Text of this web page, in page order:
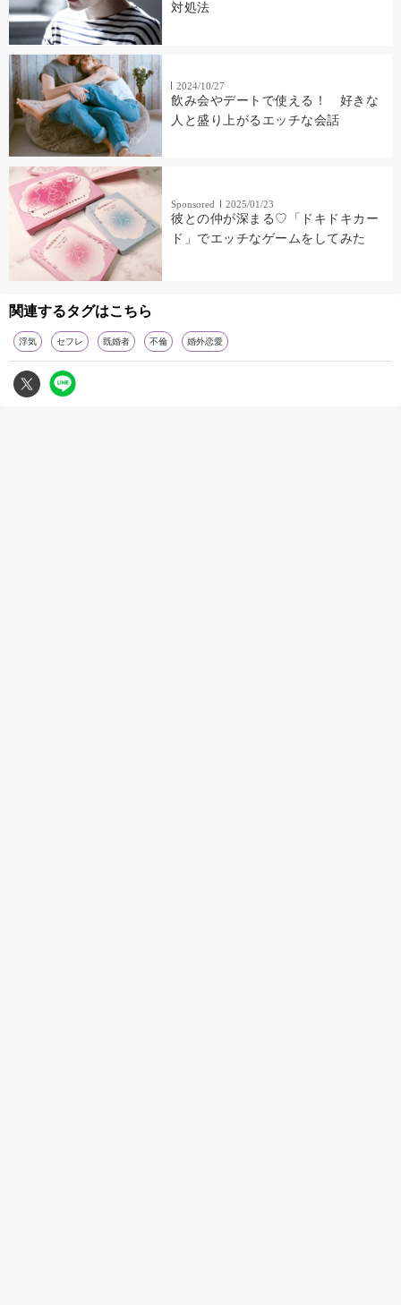
対処法
2024/10/27
飲み会やデートで使える！ 好きな
人と盛り上がるエッチな会話
Sponsored 2025/01/23
彼との仲が深まる♡「ドキドキカー
ド」でエッチなゲームをしてみた
関連するタグはこちら
浮気 セフレ 既婚者 不倫 婚外恋愛